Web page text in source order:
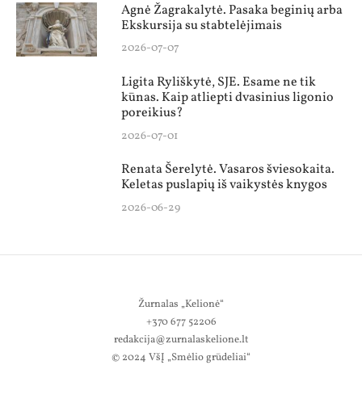
Agnė Žagrakalytė. Pasaka beginių arba
Ekskursija su stabtelėjimais
2026-07-07
Ligita Ryliškytė, SJE. Esame ne tik
kūnas. Kaip atliepti dvasinius ligonio
poreikius?
2026-07-01
Renata Šerelytė. Vasaros šviesokaita.
Keletas puslapių iš vaikystės knygos
2026-06-29
Žurnalas „Kelionė“
+370 677 52206
redakcija@zurnalaskelione.lt
© 2024 VšĮ „Smėlio grūdeliai“